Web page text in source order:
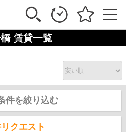
賃貸一覧
件を絞り込む
クエスト